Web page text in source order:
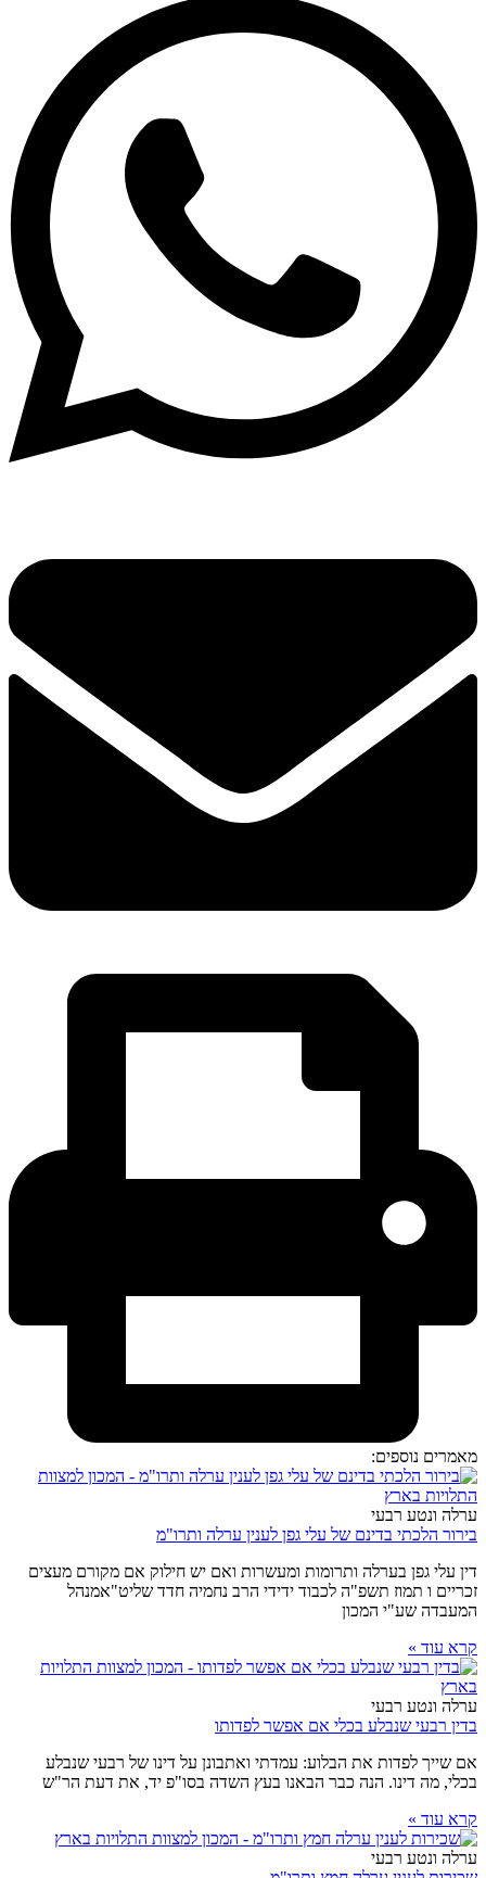
מאמרים נוספים:
ערלה ונטע רבעי
בירור הלכתי בדינם של עלי גפן לענין ערלה ותרו"מ
דין עלי גפן בערלה ותרומות ומעשרות ואם יש חילוק אם מקורם מעצים
זכריים ו תמוז תשפ"ה לכבוד ידידי הרב נחמיה חדד שליט"אמנהל
המעבדה שע"י המכון
קרא עוד »
ערלה ונטע רבעי
בדין רבעי שנבלע בכלי אם אפשר לפדותו
אם שייך לפדות את הבלוע: עמדתי ואתבונן על דינו של רבעי שנבלע
בכלי, מה דינו. הנה כבר הבאנו בעץ השדה בסו"פ יד, את דעת הר"ש
קרא עוד »
ערלה ונטע רבעי